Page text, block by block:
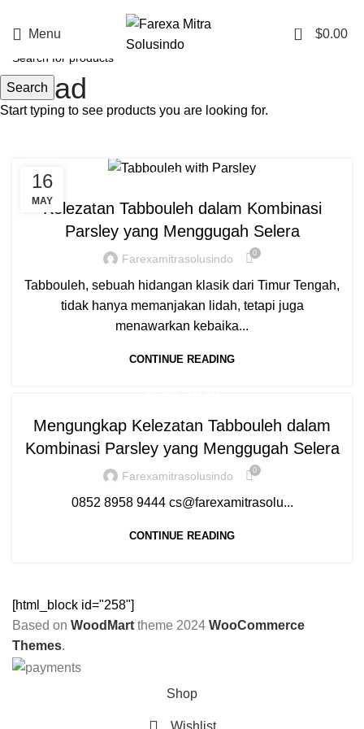
Menu 0 $0.00
Salad
16
MAY
RESEP , SALAD
Kelezatan Tabbouleh dalam Kombinasi
Parsley yang Menggugah Selera
Farexamitrasolusindo 0
Tabbouleh, sebuah hidangan klasik dari Timur Tengah,
tidak hanya memanjakan lidah, tetapi juga
menawarkan kebaika...
CONTINUE READING
Mengungkap Kelezatan Tabbouleh dalam
Kombinasi Parsley yang Menggugah Selera
Farexamitrasolusindo 0
0852 8958 9444 cs@farexamitrasolu...
CONTINUE READING
[html_block id="258"]
Based on WoodMart theme 2024 WooCommerce
Themes.
Search
Start typing to see products you are looking for.
Shop
Wishlist